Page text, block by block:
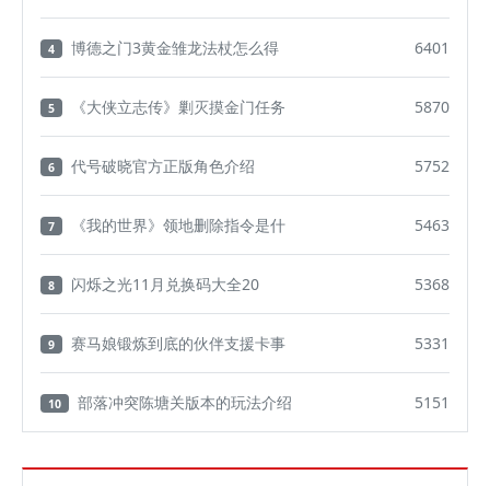
4 博德之门3黄金雏龙法杖怎么得 6401
5 《大侠立志传》剿灭摸金门任务 5870
6 代号破晓官方正版角色介绍 5752
7 《我的世界》领地删除指令是什 5463
8 闪烁之光11月兑换码大全20 5368
9 赛马娘锻炼到底的伙伴支援卡事 5331
10 部落冲突陈塘关版本的玩法介绍 5151